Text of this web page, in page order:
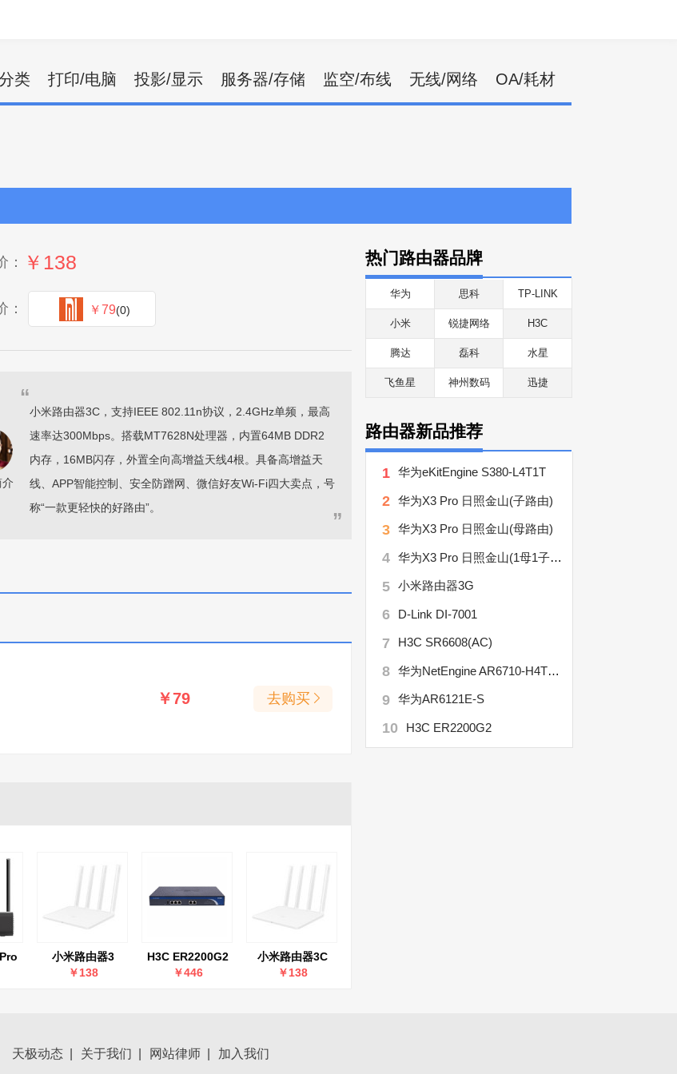
类 打印/电脑 投影/显示 服务器/存储 监空/布线 无线/网络 OA/耗材
： ￥138
： ￥79(0)
“
小米路由器3C，支持IEEE 802.11n协议，2.4GHz单频，最高
速率达300Mbps。搭载MT7628N处理器，内置64MB DDR2
内存，16MB闪存，外置全向高增益天线4根。具备高增益天
线、APP智能控制、安全防蹭网、微信好友Wi-Fi四大卖点，号
称“一款更轻快的好路由”。
”
￥79 去购买
小米路由器3
￥138
H3C ER2200G2
￥446
小米路由器3C
￥138
热门路由器品牌
华为 思科 TP-LINK
小米 锐捷网络 H3C
腾达 磊科 水星
飞鱼星 神州数码 迅捷
路由器新品推荐
1 华为eKitEngine S380-L4T1T
2 华为X3 Pro 日照金山(子路由)
3 华为X3 Pro 日照金山(母路由)
4 华为X3 Pro 日照金山(1母1子套装)
5 小米路由器3G
6 D-Link DI-7001
7 H3C SR6608(AC)
8 华为NetEngine AR6710-H4T4X2Y7
9 华为AR6121E-S
10 H3C ER2200G2
天极动态 关于我们 网站律师 加入我们